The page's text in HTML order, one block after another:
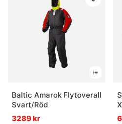
Baltic Amarok Flytoverall
Svart/Röd
3289 kr